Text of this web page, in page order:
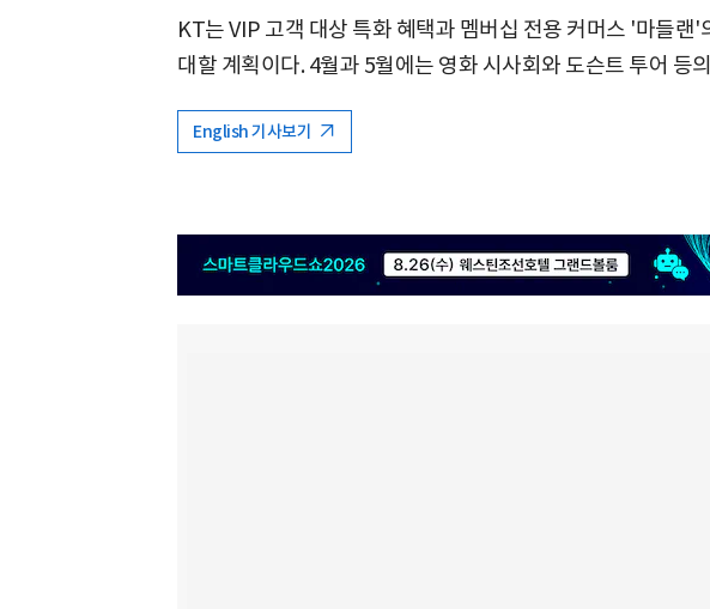
KT는 VIP 고객 대상 특화 혜택과 멤버십 전용 커머스 '마들랜'
대할 계획이다. 4월과 5월에는 영화 시사회와 도슨트 투어 등
English 기사보기